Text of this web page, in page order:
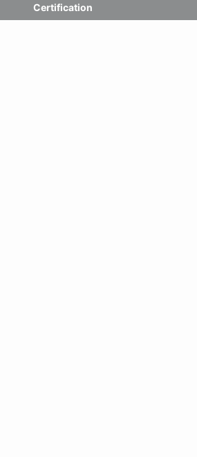
Certification